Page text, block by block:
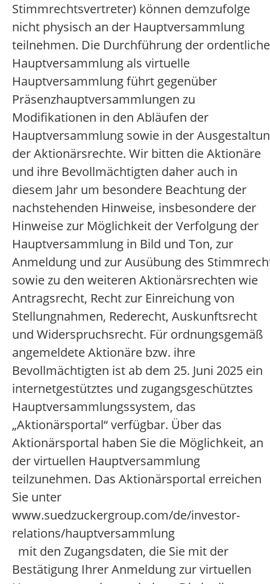
Stimmrechtsvertreter) können demzufolge
nicht physisch an der Hauptversammlung
teilnehmen. Die Durchführung der
Hauptversammlung als virtuelle
Hauptversammlung führt gegenüber
Präsenzhauptversammlungen zu
Modifikationen in den Abläufen der
Hauptversammlung sowie in der
der Aktionärsrechte. Wir bitten die Aktionäre
und ihre Bevollmächtigten daher auch in
diesem Jahr um besondere Beachtung der
nachstehenden Hinweise, insbesondere der
Hinweise zur Möglichkeit der Verfolgung der
Hauptversammlung in Bild und Ton, zur
Anmeldung und zur Ausübung des
sowie zu den weiteren Aktionärsrechten wie
Antragsrecht, Recht zur Einreichung von
Stellungnahmen, Rederecht, Auskunftsrecht
und Widerspruchsrecht. Für ordnungsgemäß
angemeldete Aktionäre bzw. ihre
Bevollmächtigten ist ab dem 25. Juni 2025 ein
internetgestütztes und zugangsgeschütztes
Hauptversammlungssystem, das
„Aktionärsportal“ verfügbar. Über das
Aktionärsportal haben Sie die Möglichkeit, an
der virtuellen Hauptversammlung
teilzunehmen. Das Aktionärsportal erreichen
Sie unter
www.suedzuckergroup.com/de/investor-
relations/hauptversammlung
mit den Zugangsdaten, die Sie mit der
Bestätigung Ihrer Anmeldung zur virtuellen